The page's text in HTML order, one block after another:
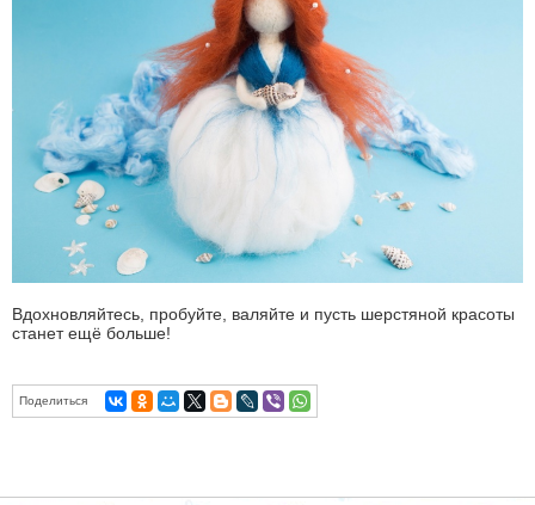
Вдохновляйтесь, пробуйте, валяйте и пусть шерстяной красоты
станет ещё больше!
Поделиться